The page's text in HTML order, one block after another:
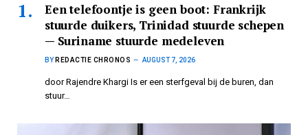
Een telefoontje is geen boot: Frankrijk
stuurde duikers, Trinidad stuurde schepen
— Suriname stuurde medeleven
BY REDACTIE CHRONOS AUGUST 7, 2026
door Rajendre Khargi Is er een sterfgeval bij de buren, dan
stuur…